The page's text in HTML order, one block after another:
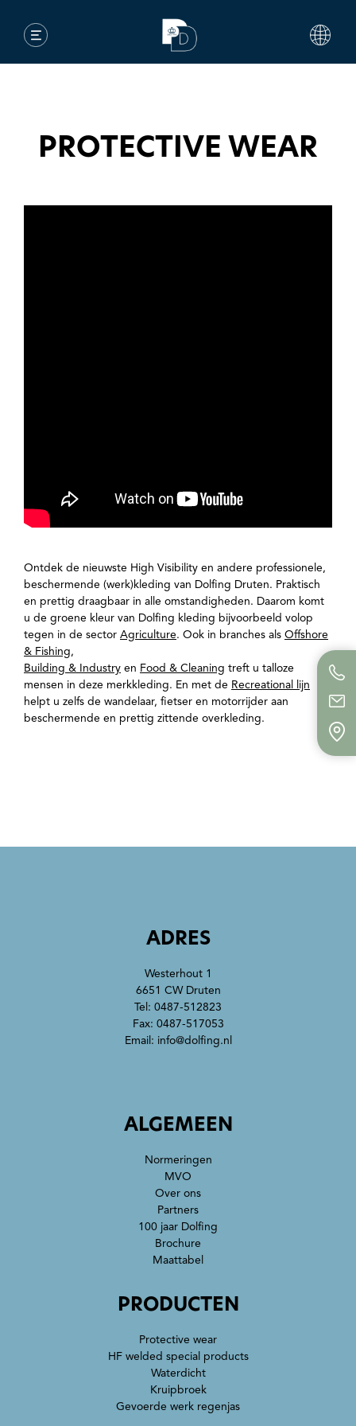
PROTECTIVE WEAR
Ontdek de nieuwste High Visibility en andere professionele,
beschermende (werk)kleding van Dolfing Druten. Praktisch
en prettig draagbaar in alle omstandigheden. Daarom komt
u de groene kleur van Dolfing kleding bijvoorbeeld volop
tegen in de sector Agriculture . Ook in branches als Offshore
& Fishing,
Building & Industry en Food & Cleaning treft u talloze
mensen in deze merkkleding. En met de Recreational lijn
helpt u zelfs de wandelaar, fietser en motorrijder aan
beschermende en prettig zittende overkleding.
ADRES
Westerhout 1
6651 CW Druten
Tel: 0487-512823
Fax: 0487-517053
Email: info@dolfing.nl
ALGEMEEN
Normeringen
MVO
Over ons
Partners
100 jaar Dolfing
Brochure
Maattabel
PRODUCTEN
Protective wear
HF welded special products
Waterdicht
Kruipbroek
Gevoerde werk regenjas